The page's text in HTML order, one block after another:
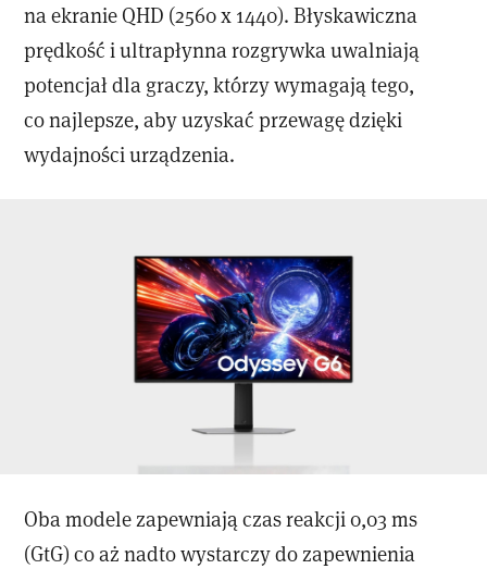
na ekranie QHD (2560 x 1440). Błyskawiczna
prędkość i ultrapłynna rozgrywka uwalniają
potencjał dla graczy, którzy wymagają tego,
co najlepsze, aby uzyskać przewagę dzięki
wydajności urządzenia.
Oba modele zapewniają czas reakcji 0,03 ms
(GtG) co aż nadto wystarczy do zapewnienia